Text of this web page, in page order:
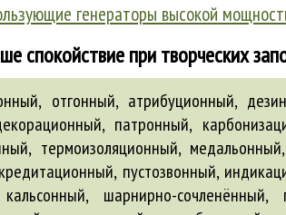
генераторы высокой
спокойствие при творческих
неостепенённый, плодогонный, нефтеперегонный, иллюминационный, гидропонный, перронный, сезонный, равномерно распределённый, акрилзамещённый, послереволюционный, сильнопересечённый, радиотелевизионный, вибрионный, электросигнализационный, дезинформационный, многофотонный, хлорозамещённый, мегафонный, кодификационный, гомофонный, ректификационный, придонный, коронационный, глобализационный, глобализационный лицензионный, кавитационный, инкубационный, противорадиационный, водоэмульсионный, эманационный, посконный, инвазионный, репродукционный, пригонный, аккомодационный, саксофонный, казённый, когезионный, стимуляционный, малоосвещённый, условно осуждённый, цементобетонный, стерилизационный, кондукционный, регенерационный, итерационный, акустоэлектронный, канонизационный, многосоттонный, белоколонный, горнопересечённый, гипсобетонный, суперпозиционный, микропроекционный, противоугонный, граммофонный, теплофикационный, электронный, пастеризационный, концессионный, двухфотонный, поимённый, многотонный, фрикционный, компенсационный, пристадионный, перлитобетонный, пострадиационный, аффилиационный, противофильтрационный, регуляционный, беконный, радиопеленгационный, ассимиляционный, затонный, тарификационный, нерешённый, девальвационный, сложносокращённый, культивационный, иммиграционный, многоучёный, биатлонный, пеношлакозолобетонный, технически оснащённый, многооконный, несолёный, шестиколонный, разноплемённый, социально защищённый, сифонный, посессионный, радиолокационный, альтернационный, антифрикционный, изоэлектронный, проскрипционный, дислокационный, аппликационный, гамматронный, растворобетонный, пожароизоляционный, дегустационный, квалификационный, рекомбинационный, изумрудно-зелёный, порционный, механотронный, имитационный, субвенционный, послеоперационный, непредупреждённый, мочегонный, реплантационный, коррекционный, акционный, омофонный, резекционный, слабообогащённый, легкопоражённый, фторозамещённый, макаронный, пеленгационный, дикционный, обертонный, нитронный, конфигурационный, фильтровентиляционный, шевронный, конвекционный, партионный, плоскодонный, безугомонный, незаселённый, сине-зелёный, ладонный, тепловизионный, редакционный, ратификационный, интервенционный, дискреционный, безындукционный, детонационный, контракционный, серо-зелёный, дефекационный, аттестационный, незавершённый,